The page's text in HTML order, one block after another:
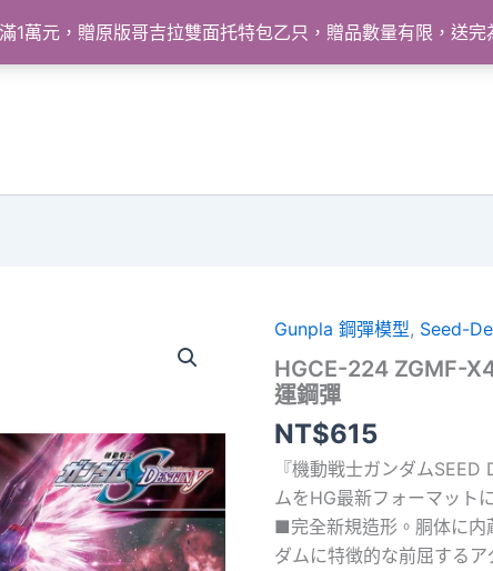
1萬元，贈原版哥吉拉雙面托特包乙只，贈品數量有限，送完
Gunpla 鋼彈模型, Seed-
HGCE-224 ZGMF-
運鋼彈
NT$615
『機動戦士ガンダム
ムをHG最新フォーマット
■完全新規造形。胴体に内
ダムに特徴的な前屈するア